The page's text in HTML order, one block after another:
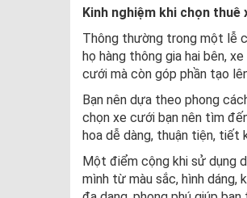
Kinh nghiệm khi chọn thuê
Thông thường trong một lễ
họ hàng thông gia hai bên,
cưới mà còn góp phần tạo
Bạn nên dựa theo phong
chọn xe cưới bạn nên tìm
hoa dễ dàng, thuận tiện, tiết
Một điểm cộng khi sử dụng
mình từ màu sắc, hình dáng,